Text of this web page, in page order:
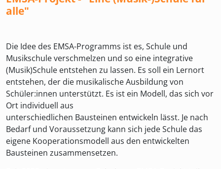
alle"
Die Idee des EMSA-Programms ist es, Schule und
Musikschule verschmelzen und so eine integrative
(Musik)Schule entstehen zu lassen. Es soll ein Lernort
entstehen, der die musikalische Ausbildung von
Schüler:innen unterstützt. Es ist ein Modell, das sich vor
Ort individuell aus
unterschiedlichen Bausteinen entwickeln lässt. Je nach
Bedarf und Voraussetzung kann sich jede Schule das
eigene Kooperationsmodell aus den entwickelten
Bausteinen zusammensetzen.